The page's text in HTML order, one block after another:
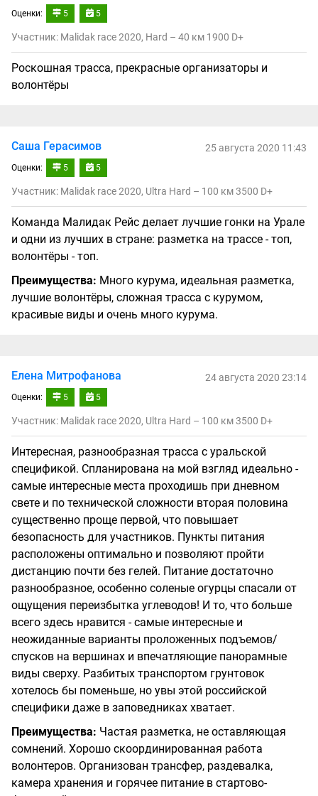
Оценки: 5 5
Участник: Malidak race 2020, Hard – 40 км 1900 D+
Роскошная трасса, прекрасные организаторы и
волонтёры
Саша Герасимов
Оценки: 5 5
25 августа 2020 11:43
Участник: Malidak race 2020, Ultra Hard – 100 км 3500 D+
Команда Малидак Рейс делает лучшие гонки на Урале
и одни из лучших в стране: разметка на трассе - топ,
волонтёры - топ.
Преимущества: Много курума, идеальная разметка,
лучшие волонтёры, сложная трасса с курумом,
красивые виды и очень много курума.
Елена Митрофанова
Оценки: 5 5
24 августа 2020 23:14
Участник: Malidak race 2020, Ultra Hard – 100 км 3500 D+
Интересная, разнообразная трасса с уральской
спецификой. Спланирована на мой взгляд идеально -
самые интересные места проходишь при дневном
свете и по технической сложности вторая половина
существенно проще первой, что повышает
безопасность для участников. Пункты питания
расположены оптимально и позволяют пройти
дистанцию почти без гелей. Питание достаточно
разнообразное, особенно соленые огурцы спасали от
ощущения переизбытка углеводов! И то, что больше
всего здесь нравится - самые интересные и
неожиданные варианты проложенных подъемов/
спусков на вершинах и впечатляющие панорамные
виды сверху. Разбитых транспортом грунтовок
хотелось бы поменьше, но увы этой российской
специфики даже в заповедниках хватает.
Преимущества: Частая разметка, не оставляющая
сомнений. Хорошо скоординированная работа
волонтеров. Организован трансфер, раздевалка,
камера хранения и горячее питание в стартово-